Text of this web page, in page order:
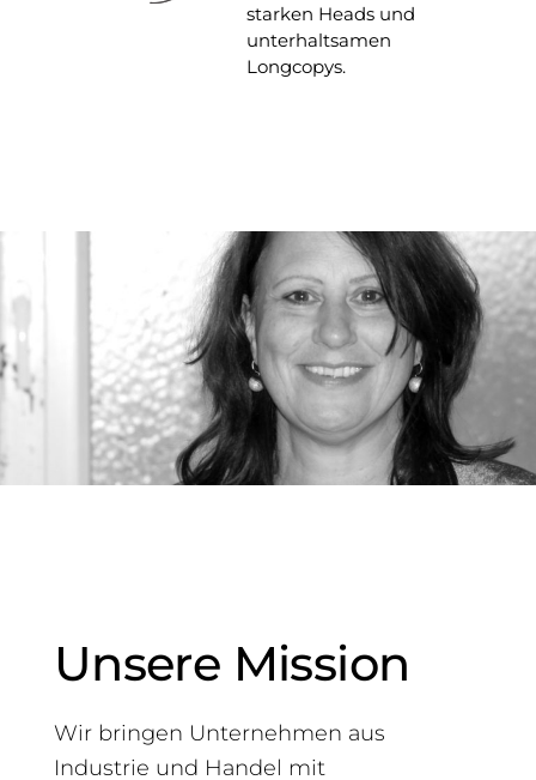
starken Heads und
unterhaltsamen
Longcopys.
Unsere Mission
Wir bringen Unternehmen aus
Industrie und Handel mit